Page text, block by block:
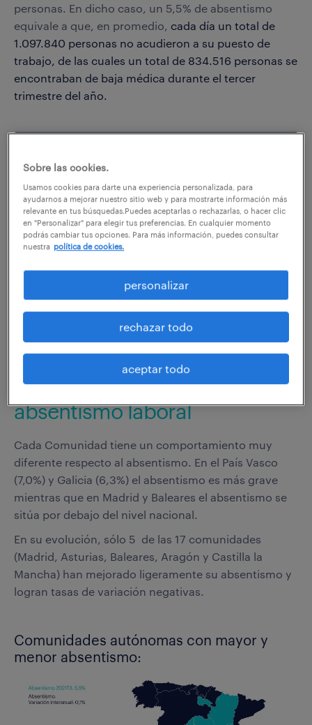
personas. En dicho caso, un 5,5% de absentismo
equivale a que, en promedio, cada día un total de
1.097.840 personas no acudieron a su puesto de
trabajo, de las cuales un total de 834.516 personas se
encontraban de baja médica durante el tercer
trimestre del año.
Informe completo de absentismo
laboral - Tercer trimestre 2021
descargar informe
Solo 5 comunidades
autónomas han mejorado el
absentismo laboral
Cada Comunidad tiene un comportamiento muy
diferente respecto al absentismo. En el País Vasco
(7,0%) y Galicia (6,3%) el absentismo es más grave
mientras que en Madrid y Baleares el absentismo se
sitúa por debajo del nivel nacional.
En su evolución, sólo 5 de las 17 comunidades
(Madrid, Asturias, Baleares, Aragón y Castilla la
Mancha) han mejorado ligeramente su absentismo y
logran tasas de variación negativas.
Comunidades autónomas con mayor y
menor absentismo:
Sobre las cookies.
Usamos cookies para darte una experiencia personalizada, para
ayudarnos a mejorar nuestro sitio web y para mostrarte información más
relevante en tus búsquedas.Puedes aceptarlas o rechazarlas, o hacer clic
en "Personalizar" para elegir tus preferencias. En cualquier momento
podrás cambiar tus opciones. Para más información, puedes consultar
nuestra política de cookies.
personalizar
rechazar todo
aceptar todo